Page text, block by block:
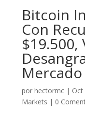
Bitcoin
Con
por hectormc| Oct
Markets | 0